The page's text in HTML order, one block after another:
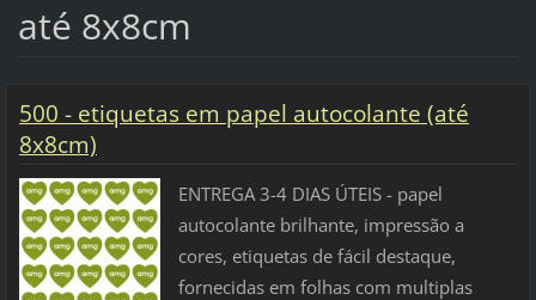
até 8x8cm
500 - etiquetas em papel autocolante (até
8x8cm)
ENTREGA 3-4 DIAS ÚTEIS - papel
autocolante brilhante, impressão a
cores, etiquetas de fácil destaque,
fornecidas em folhas com multiplas